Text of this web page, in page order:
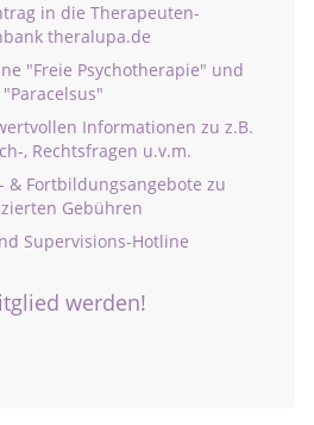
in die Therapeuten-
theralupa.de
"Freie Psychotherapie" und
"Paracelsus"
Informationen zu z.B.
, Rechtsfragen u.v.m.
& Fortbildungsangebote zu
Gebühren
Supervisions-Hotline
werden!